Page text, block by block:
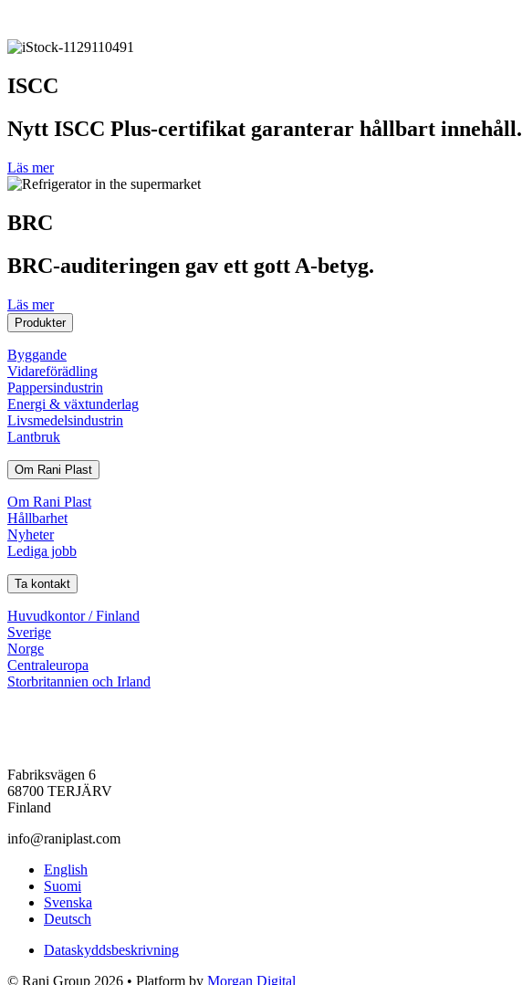
ISCC
Nytt ISCC Plus-certifikat garanterar hållbart innehåll.
Läs mer
BRC
BRC-auditeringen gav ett gott A-betyg.
Läs mer
Produkter
Byggande
Vidareförädling
Pappersindustrin
Energi & växtunderlag
Livsmedelsindustrin
Lantbruk
Om Rani Plast
Om Rani Plast
Hållbarhet
Nyheter
Lediga jobb
Ta kontakt
Huvudkontor / Finland
Sverige
Norge
Centraleuropa
Storbritannien och Irland
Fabriksvägen 6
68700 TERJÄRV
Finland
info@raniplast.com
Facebook
YouTube
Instagram
LinkedInEnglish
Suomi
Svenska
Deutsch
Dataskyddsbeskrivning
© Rani Group 2026 • Platform by Morgan Digital